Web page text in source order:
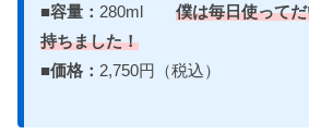
■容量： 280ml 僕は毎日使って
持ちました！
■価格： 2,750円（税込）